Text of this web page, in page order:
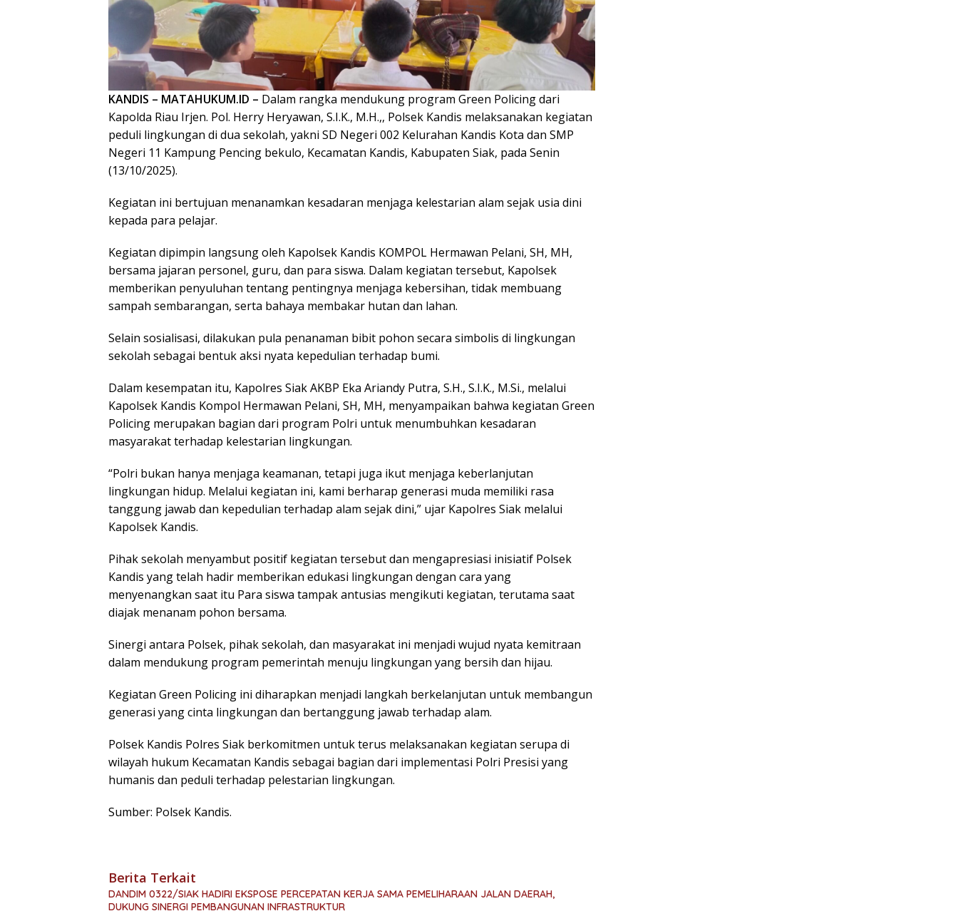
KANDIS – MATAHUKUM.ID – Dalam rangka mendukung program Green Policing dari
Kapolda Riau Irjen. Pol. Herry Heryawan, S.I.K., M.H.,, Polsek Kandis melaksanakan kegiatan
peduli lingkungan di dua sekolah, yakni SD Negeri 002 Kelurahan Kandis Kota dan SMP
Negeri 11 Kampung Pencing bekulo, Kecamatan Kandis, Kabupaten Siak, pada Senin
(13/10/2025).
Kegiatan ini bertujuan menanamkan kesadaran menjaga kelestarian alam sejak usia dini
kepada para pelajar.
Kegiatan dipimpin langsung oleh Kapolsek Kandis KOMPOL Hermawan Pelani, SH, MH,
bersama jajaran personel, guru, dan para siswa. Dalam kegiatan tersebut, Kapolsek
memberikan penyuluhan tentang pentingnya menjaga kebersihan, tidak membuang
sampah sembarangan, serta bahaya membakar hutan dan lahan.
Selain sosialisasi, dilakukan pula penanaman bibit pohon secara simbolis di lingkungan
sekolah sebagai bentuk aksi nyata kepedulian terhadap bumi.
Dalam kesempatan itu, Kapolres Siak AKBP Eka Ariandy Putra, S.H., S.I.K., M.Si., melalui
Kapolsek Kandis Kompol Hermawan Pelani, SH, MH, menyampaikan bahwa kegiatan Green
Policing merupakan bagian dari program Polri untuk menumbuhkan kesadaran
masyarakat terhadap kelestarian lingkungan.
“Polri bukan hanya menjaga keamanan, tetapi juga ikut menjaga keberlanjutan
lingkungan hidup. Melalui kegiatan ini, kami berharap generasi muda memiliki rasa
tanggung jawab dan kepedulian terhadap alam sejak dini,” ujar Kapolres Siak melalui
Kapolsek Kandis.
Pihak sekolah menyambut positif kegiatan tersebut dan mengapresiasi inisiatif Polsek
Kandis yang telah hadir memberikan edukasi lingkungan dengan cara yang
menyenangkan saat itu Para siswa tampak antusias mengikuti kegiatan, terutama saat
diajak menanam pohon bersama.
Sinergi antara Polsek, pihak sekolah, dan masyarakat ini menjadi wujud nyata kemitraan
dalam mendukung program pemerintah menuju lingkungan yang bersih dan hijau.
Kegiatan Green Policing ini diharapkan menjadi langkah berkelanjutan untuk membangun
generasi yang cinta lingkungan dan bertanggung jawab terhadap alam.
Polsek Kandis Polres Siak berkomitmen untuk terus melaksanakan kegiatan serupa di
wilayah hukum Kecamatan Kandis sebagai bagian dari implementasi Polri Presisi yang
humanis dan peduli terhadap pelestarian lingkungan.
Sumber: Polsek Kandis.
Berita Terkait
DANDIM 0322/SIAK HADIRI EKSPOSE PERCEPATAN KERJA SAMA PEMELIHARAAN JALAN DAERAH,
DUKUNG SINERGI PEMBANGUNAN INFRASTRUKTUR